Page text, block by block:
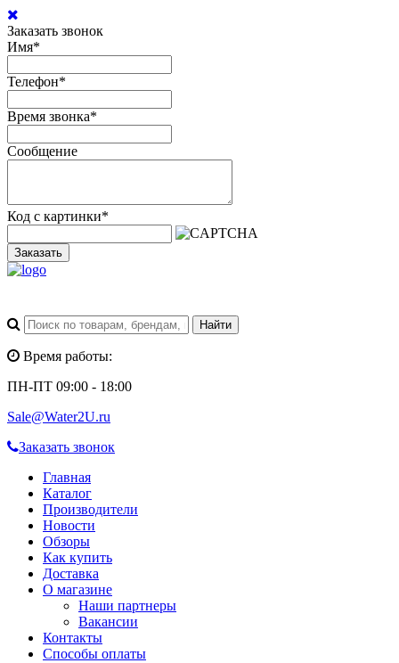
Заказать звонок
Имя*
Телефон*
Время звонка*
Сообщение
Код с картинки*
Заказать
Время работы:
ПН-ПТ 09:00 - 18:00
Sale@Water2U.ru
Заказать звонок
Главная
Каталог
Производители
Новости
Обзоры
Как купить
Доставка
О магазине
Наши партнеры
Вакансии
Контакты
Способы оплаты